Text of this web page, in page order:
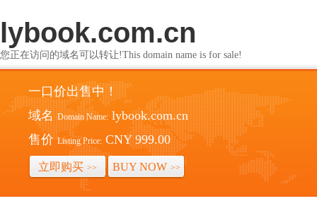
lybook.com.cn
您正在访问的域名可以转让!This domain name is for sale!
一口价出售中！
域名 Domain Name: lybook.com.cn
售价 Listing Price: CNY 999.00
立即购买 >> BUY NOW >>